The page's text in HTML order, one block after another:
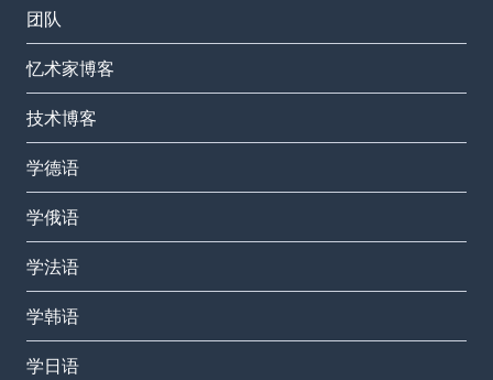
团队
忆术家博客
技术博客
学德语
学俄语
学法语
学韩语
学日语